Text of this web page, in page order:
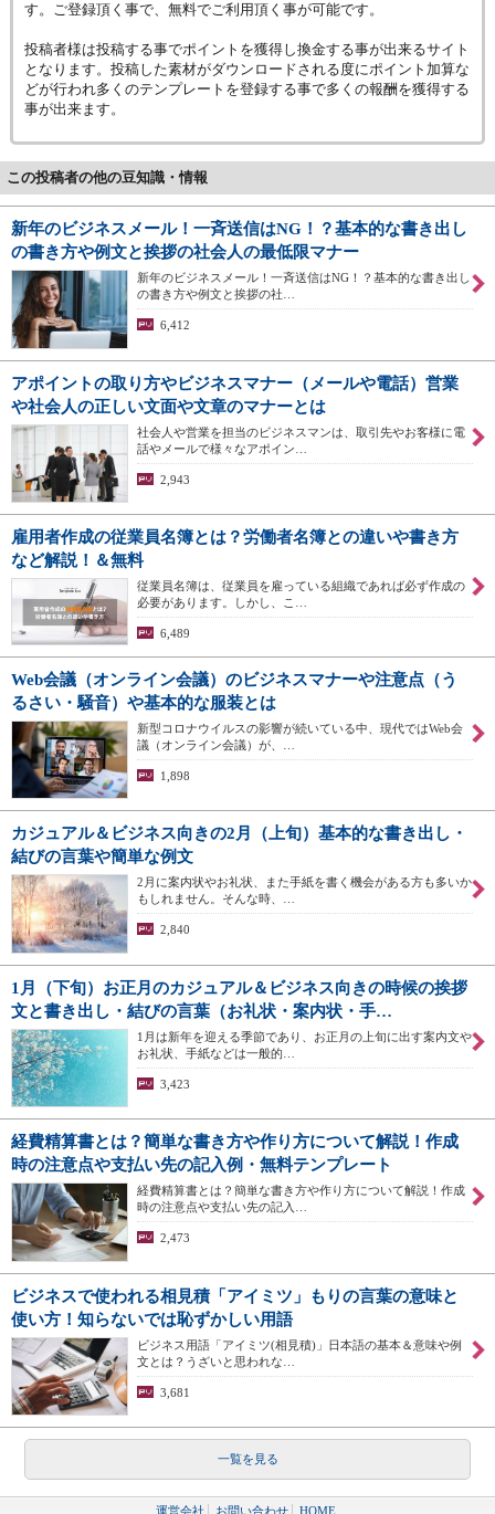
す。ご登録頂く事で、無料でご利用頂く事が可能です。
投稿者様は投稿する事でポイントを獲得し換金する事が出来るサイト
となります。投稿した素材がダウンロードされる度にポイント加算な
どが行われ多くのテンプレートを登録する事で多くの報酬を獲得する
事が出来ます。
この投稿者の他の豆知識・情報
新年のビジネスメール！一斉送信はNG！？基本的な書き出し
の書き方や例文と挨拶の社会人の最低限マナー
新年のビジネスメール！一斉送信はNG！？基本的な書き出し
の書き方や例文と挨拶の社…
6,412
アポイントの取り方やビジネスマナー（メールや電話）営業
や社会人の正しい文面や文章のマナーとは
社会人や営業を担当のビジネスマンは、取引先やお客様に電
話やメールで様々なアポイン…
2,943
雇用者作成の従業員名簿とは？労働者名簿との違いや書き方
など解説！＆無料
従業員名簿は、従業員を雇っている組織であれば必ず作成の
必要があります。しかし、こ…
6,489
Web会議（オンライン会議）のビジネスマナーや注意点（う
るさい・騒音）や基本的な服装とは
新型コロナウイルスの影響が続いている中、現代ではWeb会
議（オンライン会議）が、…
1,898
カジュアル＆ビジネス向きの2月（上旬）基本的な書き出し・
結びの言葉や簡単な例文
2月に案内状やお礼状、また手紙を書く機会がある方も多いか
もしれません。そんな時、…
2,840
1月（下旬）お正月のカジュアル＆ビジネス向きの時候の挨拶
文と書き出し・結びの言葉（お礼状・案内状・手…
1月は新年を迎える季節であり、お正月の上旬に出す案内文や
お礼状、手紙などは一般的…
3,423
経費精算書とは？簡単な書き方や作り方について解説！作成
時の注意点や支払い先の記入例・無料テンプレート
経費精算書とは？簡単な書き方や作り方について解説！作成
時の注意点や支払い先の記入…
2,473
ビジネスで使われる相見積「アイミツ」もりの言葉の意味と
使い方！知らないでは恥ずかしい用語
ビジネス用語「アイミツ(相見積)」日本語の基本＆意味や例
文とは？うざいと思われな…
3,681
一覧を見る
運営会社 お問い合わせ HOME